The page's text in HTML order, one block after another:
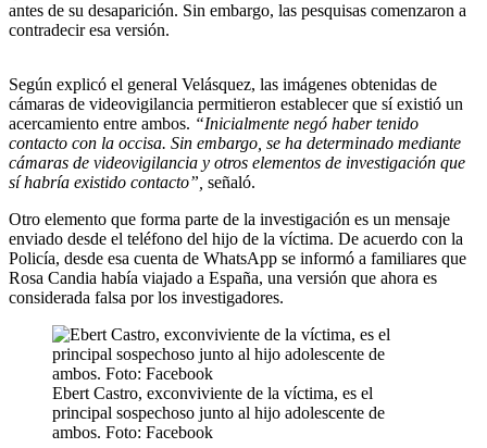
antes de su desaparición. Sin embargo, las pesquisas comenzaron a
contradecir esa versión.
Según explicó el general Velásquez, las imágenes obtenidas de
cámaras de videovigilancia permitieron establecer que sí existió un
acercamiento entre ambos. “Inicialmente negó haber tenido
contacto con la occisa. Sin embargo, se ha determinado mediante
cámaras de videovigilancia y otros elementos de investigación que
sí habría existido contacto”, señaló.
Otro elemento que forma parte de la investigación es un mensaje
enviado desde el teléfono del hijo de la víctima. De acuerdo con la
Policía, desde esa cuenta de WhatsApp se informó a familiares que
Rosa Candia había viajado a España, una versión que ahora es
considerada falsa por los investigadores.
Ebert Castro, exconviviente de la víctima, es el
principal sospechoso junto al hijo adolescente de
ambos. Foto: Facebook